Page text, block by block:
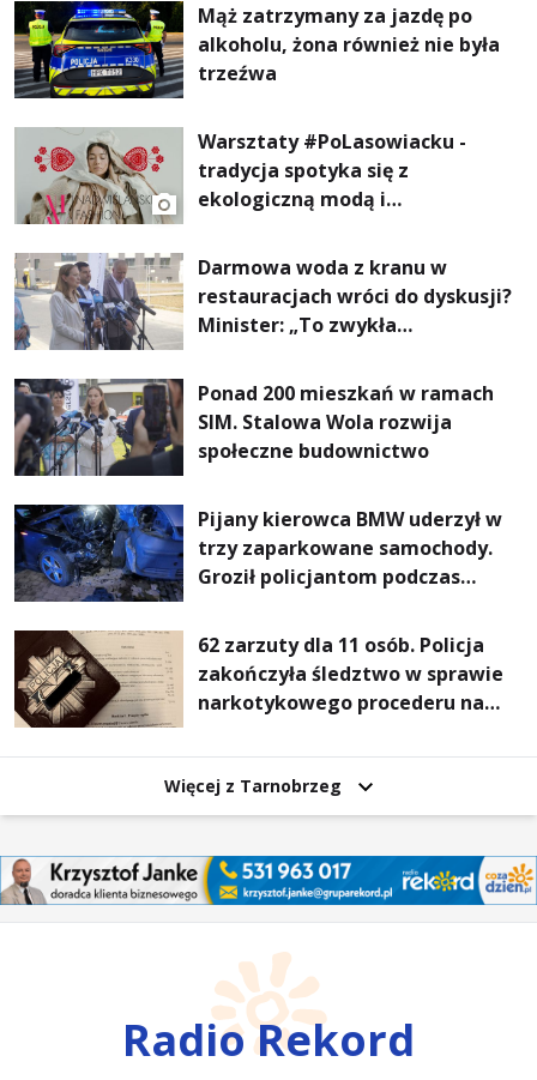
Mąż zatrzymany za jazdę po
alkoholu, żona również nie była
trzeźwa
Warsztaty #PoLasowiacku -
tradycja spotyka się z
ekologiczną modą i
Darmowa woda z kranu w
restauracjach wróci do dyskusji?
Minister: „To zwykła
Ponad 200 mieszkań w ramach
SIM. Stalowa Wola rozwija
społeczne budownictwo
Pijany kierowca BMW uderzył w
trzy zaparkowane samochody.
Groził policjantom podczas
62 zarzuty dla 11 osób. Policja
zakończyła śledztwo w sprawie
narkotykowego procederu na
Więcej z Tarnobrzeg
Radio Rekord